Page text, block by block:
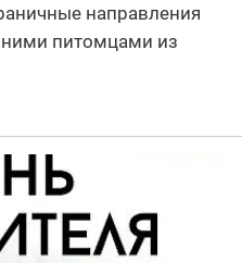
направления
питомцами из